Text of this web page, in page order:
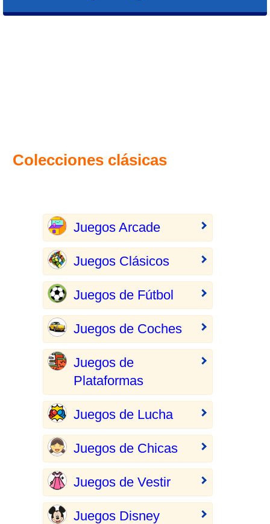
Colecciones clásicas
Juegos Arcade
Juegos Clásicos
Juegos de Fútbol
Juegos de Coches
Juegos de
Plataformas
Juegos de Lucha
Juegos de Chicas
Juegos de Vestir
Juegos Disney